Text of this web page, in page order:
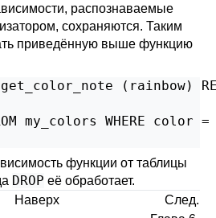
распознаваемые
сохраняются. Таким
приведённую выше функцию
get_color_note (rainbow)
my_colors WHERE color =
функции от таблицы
DROP её обработает.
Наверх
След.